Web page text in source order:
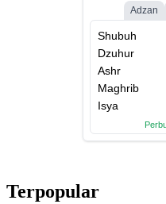
Terpopular